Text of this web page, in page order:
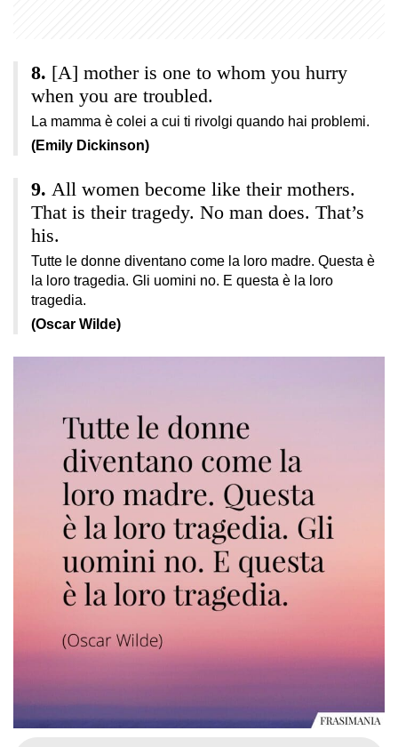
[A] mother is one to whom you hurry
when you are troubled.
La mamma è colei a cui ti rivolgi quando hai problemi.
(Emily Dickinson)
All women become like their mothers.
That is their tragedy. No man does. That’s
his.
Tutte le donne diventano come la loro madre. Questa è
la loro tragedia. Gli uomini no. E questa è la loro
tragedia.
(Oscar Wilde)